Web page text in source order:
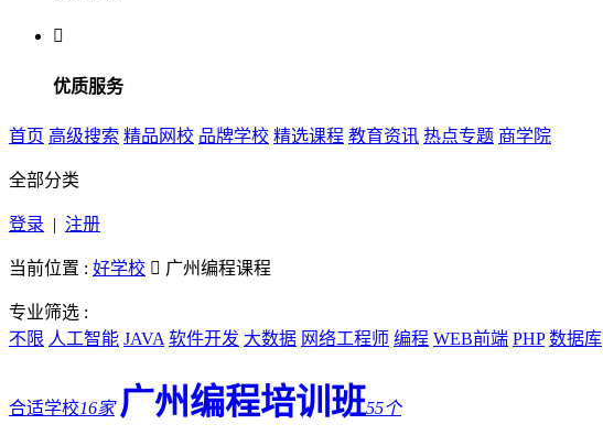

优质服务
首页 高级搜索 精品网校 品牌学校 精选课程 教育资讯 热点专题 商学院
全部分类
登录 | 注册
当前位置 : 好学校  广州编程课程
专业筛选 :
不限 人工智能 JAVA 软件开发 大数据 网络工程师 编程 WEB前端 PHP 数据库
合适学校16家 广州编程培训班55个